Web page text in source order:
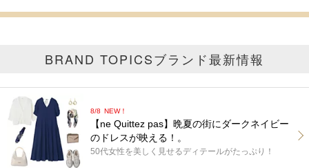
BRAND TOPICSブランド最新情報
8/8 NEW！
【ne Quittez pas】晩夏の街にダークネイビー
のドレスが映える！。
50代女性を美しく見せるディテールがたっぷり！